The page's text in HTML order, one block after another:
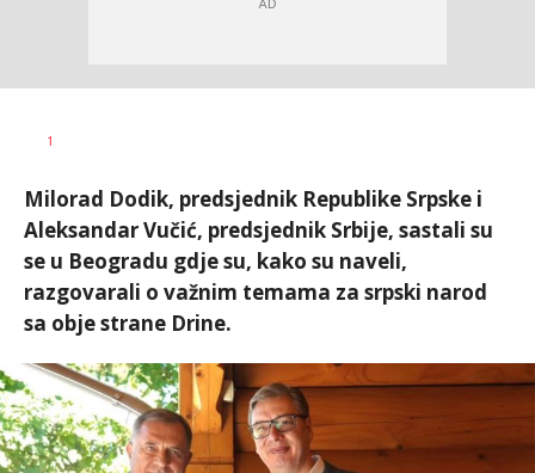
AUTOR
1
Milorad Dodik, predsjednik Republike Srpske i
Aleksandar Vučić, predsjednik Srbije, sastali su
se u Beogradu gdje su, kako su naveli,
razgovarali o važnim temama za srpski narod
sa obje strane Drine.